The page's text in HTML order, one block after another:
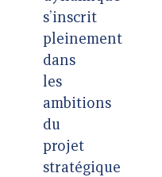
s’inscrit
pleinement
dans
les
ambitions
du
projet
stratégique